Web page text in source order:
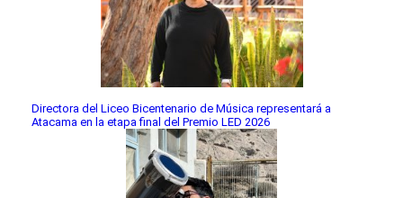
Directora del Liceo Bicentenario de Música representará a
Atacama en la etapa final del Premio LED 2026